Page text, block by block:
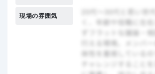
現場の雰囲気